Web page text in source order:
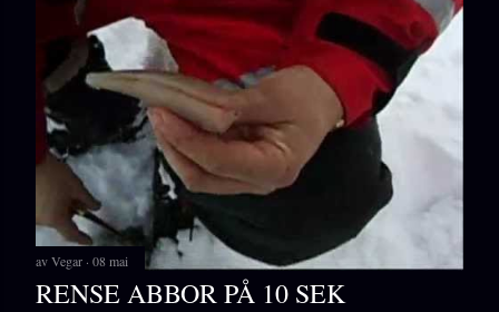
avVegar 08 mai
RENSE ABBOR PÅ 10 SEK